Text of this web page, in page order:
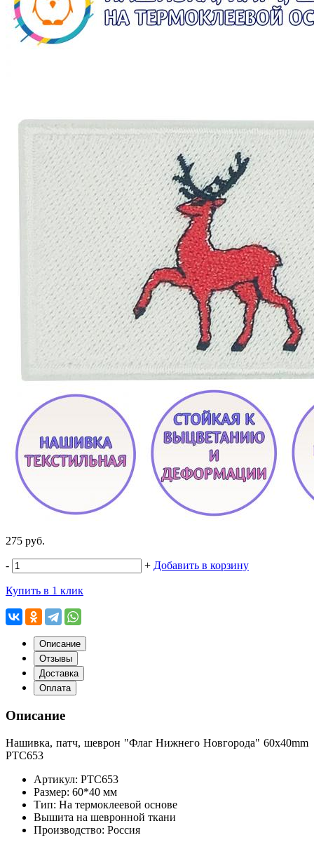
275 руб.
- + Добавить в корзину
Купить в 1 клик
Описание
Отзывы
Доставка
Оплата
Описание
Нашивка, патч, шеврон "Флаг Нижнего Новгорода" 60x40mm
PTC653
Артикул: PTC653
Размер: 60*40 мм
Тип: На термоклеевой основе
Вышита на шевронной ткани
Производство: Россия